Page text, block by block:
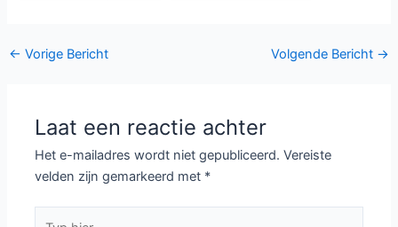
Bericht
← Vorige Bericht Volgende Bericht →
Laat een reactie achter
Het e-mailadres wordt niet gepubliceerd. Vereiste
velden zijn gemarkeerd met *